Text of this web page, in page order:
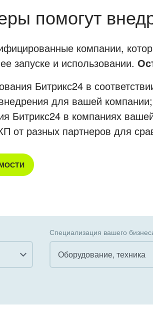
помогут
компании,
запуске и использовании.
Битрикс24 в
для вашей компании;
Битрикс24 в компаниях
от разных партнеров для
Специализация вашего
Оборудование, техника